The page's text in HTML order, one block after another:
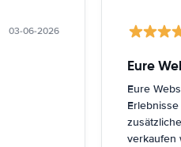
03-06-2026
Eure
Eure
verkaufen